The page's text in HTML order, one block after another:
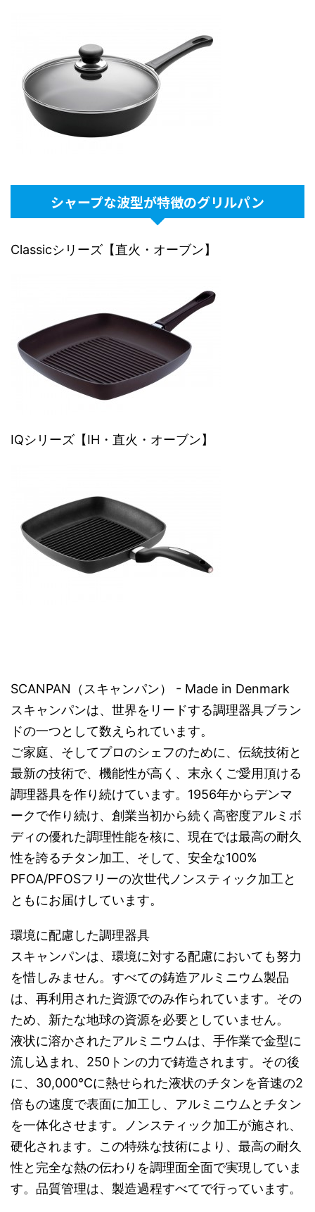
シャープな波型が特徴のグリルパン
Classicシリーズ【直火・オーブン】
IQシリーズ【IH・直火・オーブン】
SCANPAN（スキャンパン） - Made in Denmark
スキャンパンは、世界をリードする調理器具ブラン
ドの一つとして数えられています。
ご家庭、そしてプロのシェフのために、伝統技術と
最新の技術で、機能性が高く、末永くご愛用頂ける
調理器具を作り続けています。1956年からデンマ
ークで作り続け、創業当初から続く高密度アルミボ
ディの優れた調理性能を核に、現在では最高の耐久
性を誇るチタン加工、そして、安全な100%
PFOA/PFOSフリーの次世代ノンスティック加工と
ともにお届けしています。
環境に配慮した調理器具
スキャンパンは、環境に対する配慮においても努力
を惜しみません。すべての鋳造アルミニウム製品
は、再利用された資源でのみ作られています。その
ため、新たな地球の資源を必要としていません。
液状に溶かされたアルミニウムは、手作業で金型に
流し込まれ、250トンの力で鋳造されます。その後
に、30,000℃に熱せられた液状のチタンを音速の2
倍もの速度で表面に加工し、アルミニウムとチタン
を一体化させます。ノンスティック加工が施され、
硬化されます。この特殊な技術により、最高の耐久
性と完全な熱の伝わりを調理面全面で実現していま
す。品質管理は、製造過程すべてで行っています。